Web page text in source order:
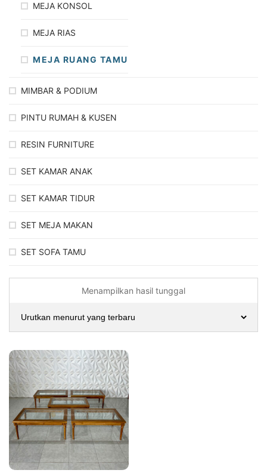
MEJA KONSOL
MEJA RIAS
MEJA RUANG TAMU
MIMBAR & PODIUM
PINTU RUMAH & KUSEN
RESIN FURNITURE
SET KAMAR ANAK
SET KAMAR TIDUR
SET MEJA MAKAN
SET SOFA TAMU
Menampilkan hasil tunggal